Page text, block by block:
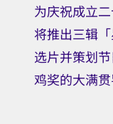
$60
详情
门票4月24日
按此参阅活动
为庆祝成立
将推出三辑
选片并策划
鸡奖的大满贯